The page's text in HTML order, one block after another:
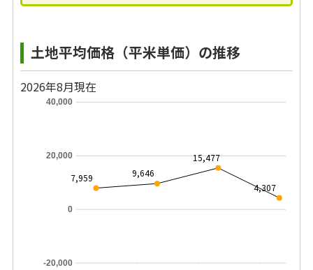
土地平均価格（平米単価）の推移
2026年8月現在
-20,000
0
20,000
40,000
7,959 9,646
15,477
4,307